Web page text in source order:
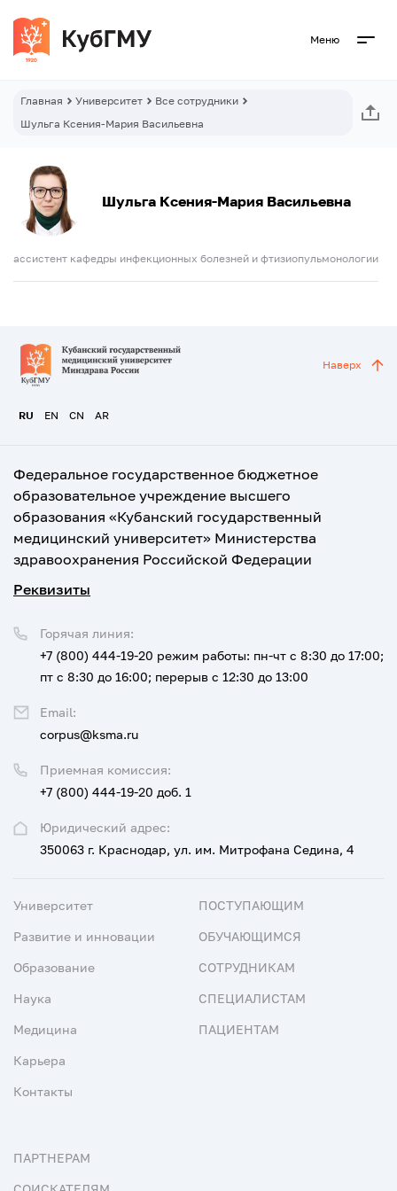
Меню
Главная Университет
Все сотрудники
Шульга Ксения-Мария Васильевна
Шульга Ксения-Мария Васильевна
ассистент кафедры инфекционных болезней и фтизиопульмонологии
RU EN CN AR
Наверх
Федеральное государственное бюджетное
образовательное учреждение высшего
образования «Кубанский государственный
медицинский университет» Министерства
здравоохранения Российской Федерации
Реквизиты
Юридический адрес:
350063 г. Краснодар, ул. им. Митрофана Седина, 4
Приемная комиссия:
+7 (800) 444-19-20 доб. 1
Горячая линия:
+7 (800) 444-19-20 режим работы: пн-чт с 8:30 до 17:00;
пт с 8:30 до 16:00; перерыв с 12:30 до 13:00
Email:
corpus@ksma.ru
Университет
Развитие и инновации
Образование
Наука
Медицина
Карьера
Контакты
ПОСТУПАЮЩИМ
ОБУЧАЮЩИМСЯ
СОТРУДНИКАМ
СПЕЦИАЛИСТАМ
ПАЦИЕНТАМ
ПАРТНЕРАМ